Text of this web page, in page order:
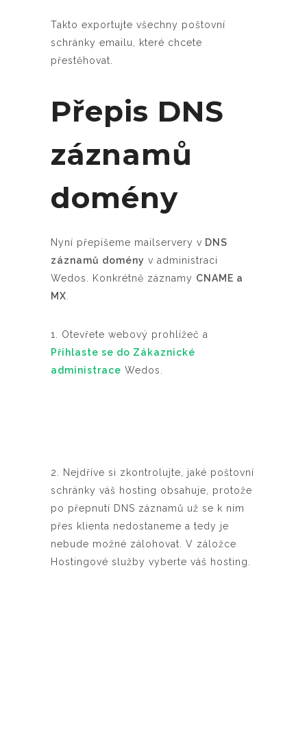
Takto exportujte všechny poštovní
schránky emailu, které chcete
přestěhovat.
Přepis DNS
záznamů
domény
Nyní přepíšeme mailservery v DNS
záznamů domény v administraci
Wedos. Konkrétně záznamy CNAME a
MX
1. Otevřete webový prohlížeč a
Přihlaste se do Zákaznické
administrace Wedos
2. Nejdříve si zkontrolujte, jaké poštovní
schránky váš hosting obsahuje, protože
po přepnutí DNS záznamů už se k nim
přes klienta nedostaneme a tedy je
nebude možné zálohovat. V záložce
Hostingové služby vyberte váš hosting.